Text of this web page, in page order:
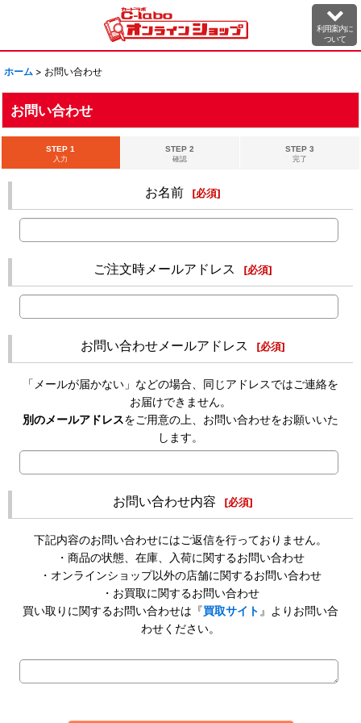
利用案内に
ついて
ホーム > お問い合わせ
お問い合わせ
STEP 1
入力
STEP 2
確認
STEP 3
完了
お名前 [必須]
ご注文時メールアドレス [必須]
お問い合わせメールアドレス [必須]
「メールが届かない」などの場合、同じアドレスではご連絡を
お届けできません。
別のメールアドレスをご用意の上、お問い合わせをお願いいた
します。
お問い合わせ内容 [必須]
下記内容のお問い合わせにはご返信を行っておりません。
・商品の状態、在庫、入荷に関するお問い合わせ
・オンラインショップ以外の店舗に関するお問い合わせ
・お買取に関するお問い合わせ
買い取りに関するお問い合わせは『買取サイト 』よりお問い合
わせください。